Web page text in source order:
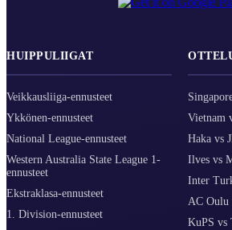
HUIPPULIIGAT
Veikkausliiga-ennusteet
Ykkönen-ennusteet
National League-ennusteet
Western Australia State League 1-
ennusteet
Ekstraklasa-ennusteet
1. Division-ennusteet
Vietnam
Haka vs
Ilves vs
Inter
AC Oulu
KuPS vs